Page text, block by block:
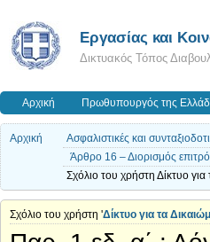
Εργασίας και
Δικτυακός Τόπος
Αρχική Πρωθυπουργός της
Αρχική
Ασφαλιστικές και
Άρθρο 16 – Διορισμός
Σχόλιο του χρήστη Δίκτυο
Σχόλιο του χρήστη 'Δίκτυο για τα